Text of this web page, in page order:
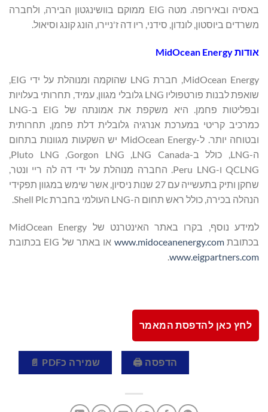
באסיה ובאירופה. מטה EIG ממוקם בוושינגטון הבירה, ולחברה
משרדים ביוסטון, לונדון, סידני, ריו דה ז'ניירו, הונג קונג וסיאול.
אודותMidOcean Energy
MidOcean Energy, חברת LNG שהוקמה ומנוהלת על ידי EIG,
שואפת לבנות פורטפוליו LNG גלובלי מגוון, עמיד, תחרותי בעלויות
ובפליטות פחמן. היא משקפת את אמונתה של EIG ב-LNG
כמרכיב קריטי במערכת אנרגיה גלובלית דלת פחמן, תחרותית
ובטוחה יותר. ל-MidOcean Energy יש השקעות מגוונות בתחום
ה-LNG, כולל ב-LNG Canada, ‏Gorgon LNG, ‏Pluto LNG,
‏QCLNG ו-Peru LNG. החברה מנוהלת על ידי דה לה ריי ונטר,
שחקן ותיק בתעשייה עם 27 שנות ניסיון, אשר שימש במגוון תפקידי
הנהלה בכירה, כולל ראש תחום ה-LNG העולמי בחברת Shell Plc.
למידע נוסף, בקרו באתר האינטרנט של MidOcean Energy
בכתובתwww.midoceanenergy.com או באתר של EIG בכתובת
www.eigpartners.com
לחץ כאן להדפסת המאמר
הדפסה 🖨 שמירה כPDF 📄